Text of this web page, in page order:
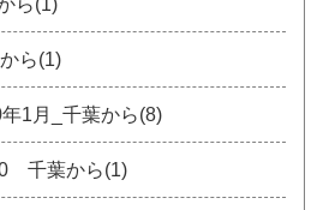
ら(1)
1月_千葉から(8)
千葉から(1)